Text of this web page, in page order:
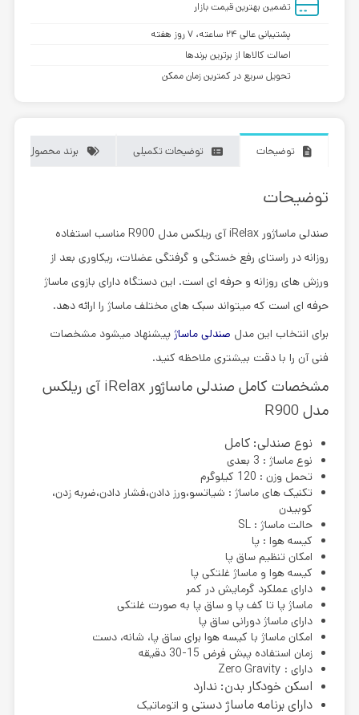
تضمین بهترین قیمت بازار
پشتیبانی عالی ۲۴ ساعته، ۷ روز هفته
اصالت کالاها از برترین برندها
تحویل سریع در کمترین زمان ممکن
توضیحات توضیحات تکمیلی برند محصول
توضیحات
صندلی ماساژور iRelax آی ریلکس مدل R900
مناسب استفاده
روزانه در راستای رفع خستگی و گرفتگی عضلات، ریکاوری بعد از
ورزش های روزانه و حرفه ای است. این دستگاه دارای بازوی ماساژ
حرفه ای است که میتواند سبک های مختلف ماساژ را ارائه دهد.
برای انتخاب این مدل صندلی ماساژپیشنهاد میشود مشخصات
فنی آن را با دقت بیشتری ملاحظه کنید.
مشخصات کامل صندلی ماساژور iRelax آی ریلکس
مدل R900
نوع صندلی: کامل
نوع ماساژ : 3 بعدی
تحمل وزن : 120 کیلوگرم
تکنیک های ماساژ : شیاتسو،ورز دادن،فشار دادن،ضربه زدن،
کوبیدن
حالت ماساژ : SL
کیسه هوا : پا
امکان تنظیم ساق پا
کیسه هوا و ماساژ غلتکی پا
دارای عملکرد گرمایش در کمر
ماساژ پا تا کف پا و ساق پا به صورت غلتکی
دارای ماساژ دورانی ساق پا
امکان ماساژ با کیسه هوا برای ساق پا، شانه، دست
زمان استفاده پبش فرض 15-30 دقیقه
دارای : Zero Gravity
اسکن خودکار بدن: ندارد
دارای برنامه ماساژ دستی و اتوماتیک